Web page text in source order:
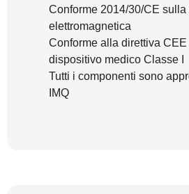
Conforme 2014/30/CE
elettromagnetica
Conforme alla direttiva CEE
dispositivo medico Classe I
Tutti i componenti sono
IMQ